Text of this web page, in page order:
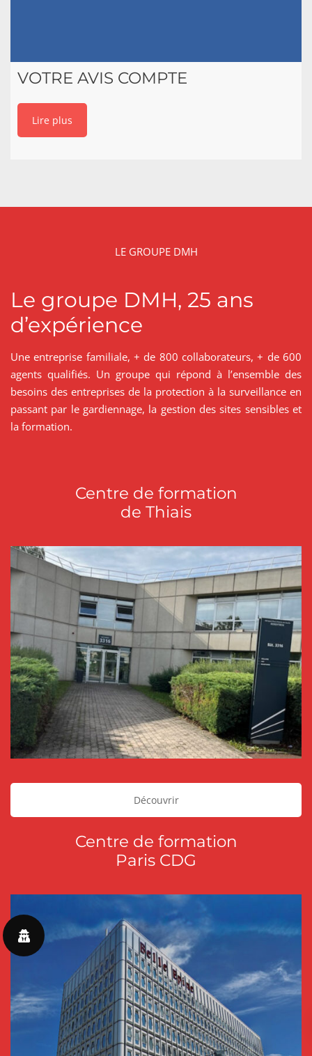
VOTRE AVIS COMPTE
Lire plus
LE GROUPE DMH
Le groupe DMH, 25 ans
d’expérience
Une entreprise familiale, + de 800 collaborateurs, + de 600
agents qualifiés. Un groupe qui répond à l’ensemble des
besoins des entreprises de la protection à la surveillance en
passant par le gardiennage, la gestion des sites sensibles et
la formation.
Centre de formation
de Thiais
Découvrir
Centre de formation
Paris CDG